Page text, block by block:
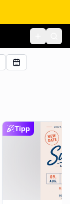
Tipp